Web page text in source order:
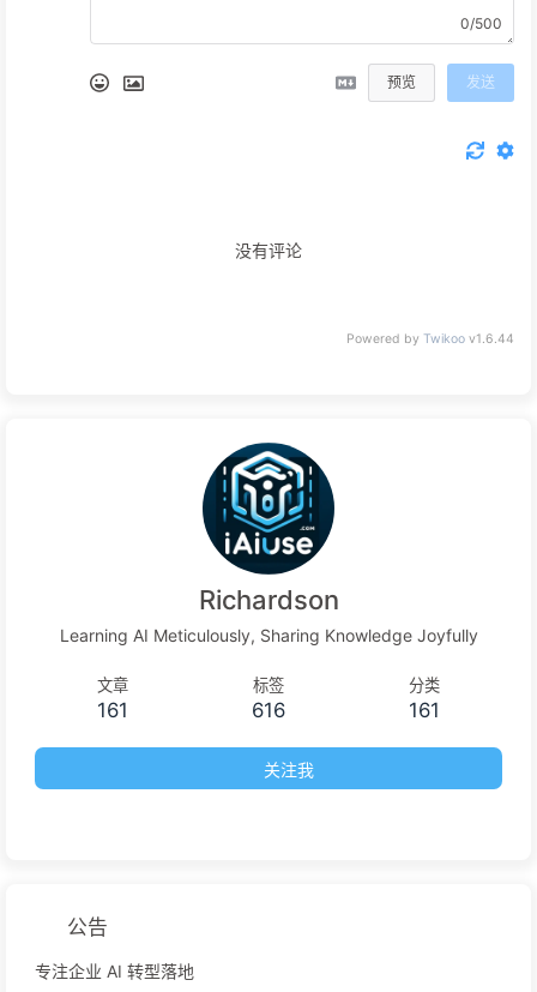
0/500
预览 发送
没有评论
Powered by Twikoo v1.6.44
Richardson
Learning AI Meticulously, Sharing Knowledge Joyfully
文章
161
标签
616
分类
161
关注我
公告
专注企业 AI 转型落地